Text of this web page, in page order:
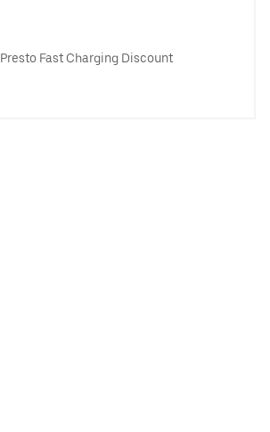
Presto Fast Charging Discount